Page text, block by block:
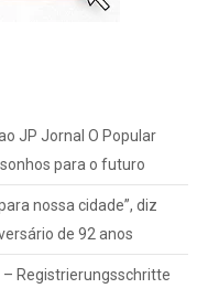
JP Jornal O Popular
para o futuro
nossa cidade”, diz
de 92 anos
Registrierungsschritte